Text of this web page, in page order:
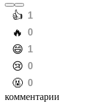
️👍 1
️🔥 0
️😄 1
️😢 0
️🤬 0
комментарии